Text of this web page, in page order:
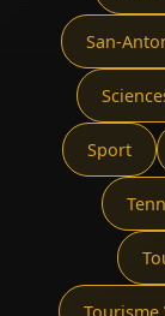
San-
Sport
Tourisme